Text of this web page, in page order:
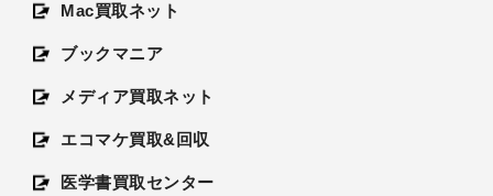
Mac買取ネット
ブックマニア
メディア買取ネット
エコマケ買取&回収
医学書買取センター